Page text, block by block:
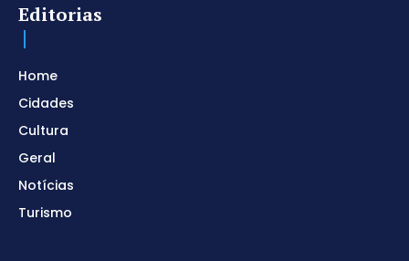
Editorias
Home
Cidades
Cultura
Geral
Notícias
Turismo